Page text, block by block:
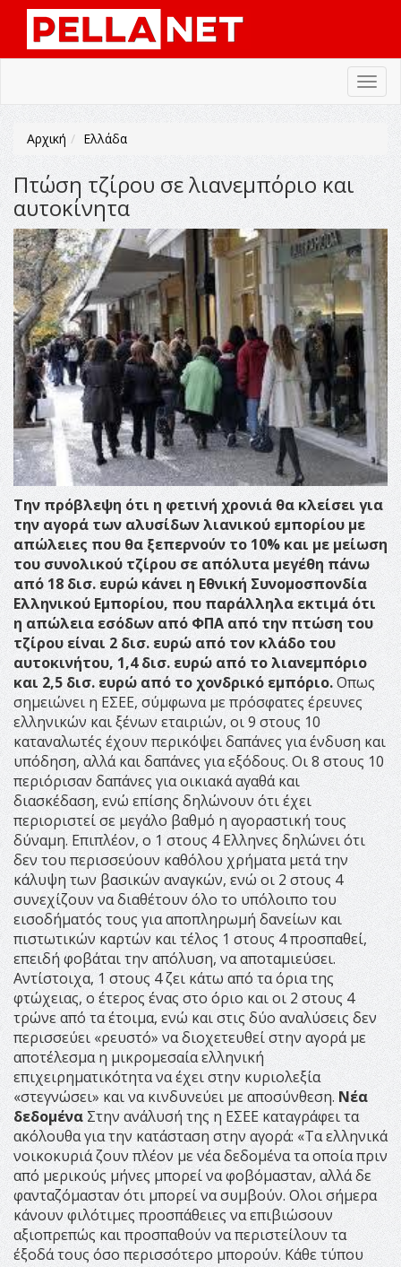
Αρχική Ελλάδα
Πτώση τζίρου σε λιανεμπόριο και
αυτοκίνητα
Την πρόβλεψη ότι η φετινή χρονιά θα κλείσει για
την αγορά των αλυσίδων λιανικού εμπορίου με
απώλειες που θα ξεπερνούν το 10% και με μείωση
του συνολικού τζίρου σε απόλυτα μεγέθη πάνω
από 18 δισ. ευρώ κάνει η Εθνική Συνομοσπονδία
Ελληνικού Εμπορίου, που παράλληλα εκτιμά ότι
η απώλεια εσόδων από ΦΠΑ από την πτώση του
τζίρου είναι 2 δισ. ευρώ από τον κλάδο του
αυτοκινήτου, 1,4 δισ. ευρώ από το λιανεμπόριο
και 2,5 δισ. ευρώ από το χονδρικό εμπόριο.Οπως
σημειώνει η ΕΣΕΕ, σύμφωνα με πρόσφατες έρευνες
ελληνικών και ξένων εταιριών, οι 9 στους 10
καταναλωτές έχουν περικόψει δαπάνες για ένδυση και
υπόδηση, αλλά και δαπάνες για εξόδους. Οι 8 στους 10
περιόρισαν δαπάνες για οικιακά αγαθά και
διασκέδαση, ενώ επίσης δηλώνουν ότι έχει
περιοριστεί σε μεγάλο βαθμό η αγοραστική τους
δύναμη. Επιπλέον, ο 1 στους 4 Ελληνες δηλώνει ότι
δεν του περισσεύουν καθόλου χρήματα μετά την
κάλυψη των βασικών αναγκών, ενώ οι 2 στους 4
συνεχίζουν να διαθέτουν όλο το υπόλοιπο του
εισοδήματός τους για αποπληρωμή δανείων και
πιστωτικών καρτών και τέλος 1 στους 4 προσπαθεί,
επειδή φοβάται την απόλυση, να αποταμιεύσει.
Αντίστοιχα, 1 στους 4 ζει κάτω από τα όρια της
φτώχειας, ο έτερος ένας στο όριο και οι 2 στους 4
τρώνε από τα έτοιμα, ενώ και στις δύο αναλύσεις δεν
περισσεύει «ρευστό» να διοχετευθεί στην αγορά με
αποτέλεσμα η μικρομεσαία ελληνική
επιχειρηματικότητα να έχει στην κυριολεξία
«στεγνώσει» και να κινδυνεύει με αποσύνθεση. Νέα
δεδομέναΣτην ανάλυσή της η ΕΣΕΕ καταγράφει τα
ακόλουθα για την κατάσταση στην αγορά: «Τα ελληνικά
νοικοκυριά ζουν πλέον με νέα δεδομένα τα οποία πριν
από μερικούς μήνες μπορεί να φοβόμασταν, αλλά δε
φανταζόμασταν ότι μπορεί να συμβούν. Ολοι σήμερα
κάνουν φιλότιμες προσπάθειες να επιβιώσουν
αξιοπρεπώς και προσπαθούν να περιστείλουν τα
έξοδά τους όσο περισσότερο μπορούν. Κάθε τύπου